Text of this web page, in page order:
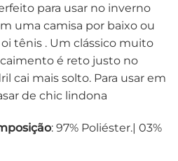
para usar no inverno
uma camisa por baixo ou
tênis . Um clássico muito
é reto justo no
cai mais solto. Para usar em
de chic lindona
: 97% Poliéster.| 03%